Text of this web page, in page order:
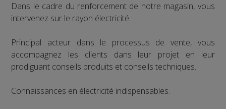
Dans le cadre du renforcement de notre magasin, vous
intervenez sur le rayon électricité.
Principal acteur dans le processus de vente, vous
accompagnez les clients dans leur projet en leur
prodiguant conseils produits et conseils techniques.
Connaissances en électricité indispensables.